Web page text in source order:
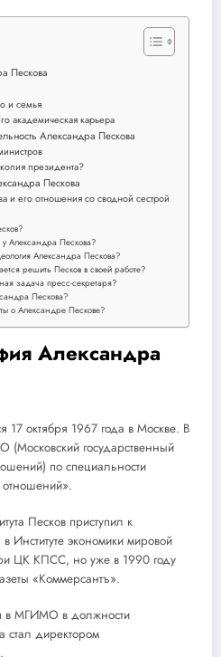
Пескова
и семья
академическая карьера
Александра Пескова
президента?
Пескова
и его отношения со сводной сестрой
Александра Пескова?
Александра Пескова?
решить Песков в своей работе?
задача пресс-секретаря?
Пескова?
о Александре Пескове?
Александра
17 октября 1967 года в Москве. В
государственный
по специальности
Песков приступил к
Институте экономики мировой
ЦК КПСС, но уже в 1990 году
«Коммерсантъ».
в МГИМО в должности
стал директором